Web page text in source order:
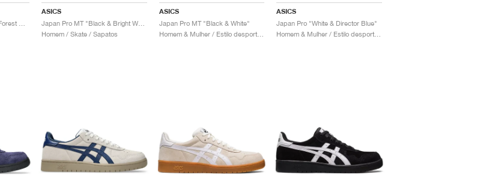
ASICS
Japan Pro MT "Black & Bright White"
Homem / Skate / Sapatos
ASICS
Japan Pro MT "Black & White"
Homem & Mulher / Estilo desportivo / Sapatos
ASICS
Japan Pro "White & Director Blue"